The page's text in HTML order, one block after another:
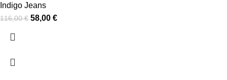
Indigo Jeans
116,00€ 58,00 €